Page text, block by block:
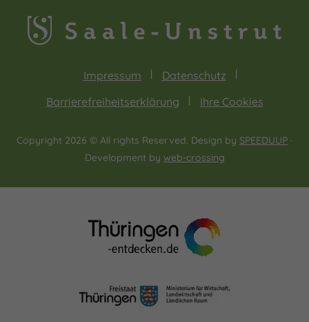
Impressum
Datenschutz
Barrierefreiheitserklärung
Ihre Cookies
Copyright 2026 © All rights Reserved. Design by SPEEDUUP ·
Development by web-crossing